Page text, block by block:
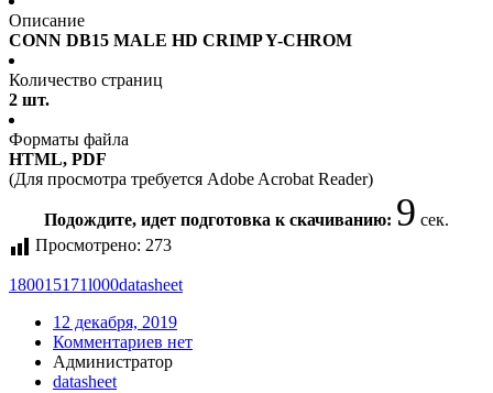
Описание
CONN DB15 MALE HD CRIMP Y-CHROM
Количество страниц
2 шт.
Форматы файла
HTML, PDF
(Для просмотра требуется Adobe Acrobat Reader)
Подождите, идет подготовка к скачиванию: 9 сек.
Просмотрено: 273
180015171l000datasheet
12 декабря, 2019
Комментариев нет
Администратор
datasheet